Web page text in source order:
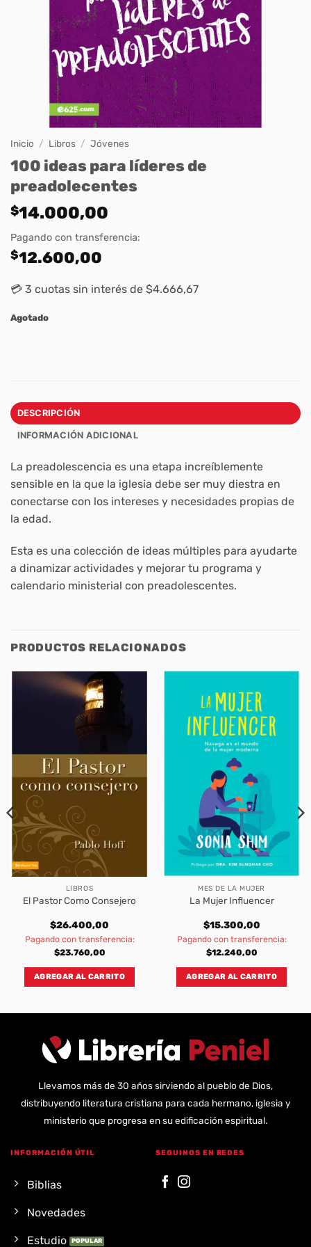
Inicio / Libros / Jóvenes
100 ideas para líderes de
preadolecentes
$14.000,00
Pagando con transferencia:
$12.600,00
💳 3 cuotas sin interés de $4.666,67
Agotado
DESCRIPCIÓN
INFORMACIÓN ADICIONAL
La preadolescencia es una etapa increíblemente
sensible en la que la iglesia debe ser muy diestra en
conectarse con los intereses y necesidades propias de
la edad.
Esta es una colección de ideas múltiples para ayudarte
a dinamizar actividades y mejorar tu programa y
calendario ministerial con preadolescentes.
PRODUCTOS RELACIONADOS
LIBROS
El Pastor Como Consejero
$26.400,00
Pagando con transferencia:
$23.760,00
AGREGAR AL CARRITO
MES DE LA MUJER
La Mujer Influencer
$15.300,00
Pagando con transferencia:
$12.240,00
AGREGAR AL CARRITO
Llevamos más de 30 años sirviendo al pueblo de Dios,
distribuyendo literatura cristiana para cada hermano, iglesia y
ministerio que progresa en su edificación espiritual.
INFORMACIÓN ÚTIL
Biblias
Novedades
Estudio
SEGUINOS EN REDES